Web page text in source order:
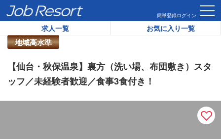
簡単登録ログイン
求人一覧 お気に入り一覧
HOME 求人一覧 【仙台・秋保温泉】裏方（洗い場、布団敷
地域高水準
リゾートバイト求人番号：
【仙台・秋保温泉】裏方（洗い場、布団敷き）スタ
ッフ／未経験者歓迎／食事3食付き！